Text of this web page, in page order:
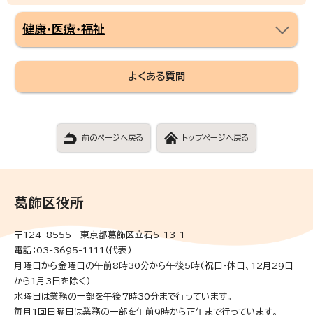
健康・医療・福祉
よくある質問
前のページへ戻る トップページへ戻る
葛飾区役所
〒124-8555 東京都葛飾区立石5-13-1
電話：03-3695-1111（代表）
月曜日から金曜日の午前8時30分から午後5時(祝日・休日、12月29日
から1月3日を除く)
水曜日は業務の一部を午後7時30分まで行っています。
毎月1回日曜日は業務の一部を午前9時から正午まで行っています。